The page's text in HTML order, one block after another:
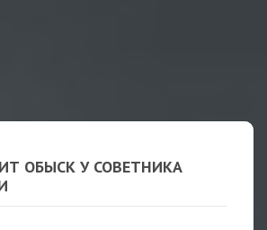
ОБЫСК У СОВЕТНИКА